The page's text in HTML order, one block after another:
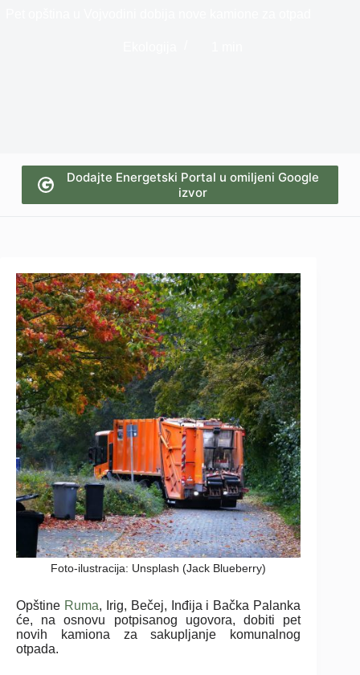
Dodajte Energetski Portal u omiljeni Google
izvor
Foto-ilustracija: Unsplash (Jack Blueberry)
Opštine Ruma, Irig, Bečej, Inđija i Bačka Palanka
će, na osnovu potpisanog ugovora, dobiti pet
novih kamiona za sakupljanje komunalnog
otpada.